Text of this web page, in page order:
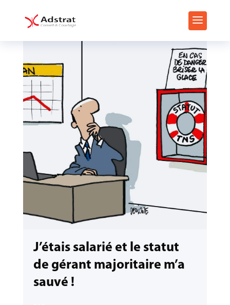
J’étais salarié et le statut
de gérant majoritaire m’a
sauvé !